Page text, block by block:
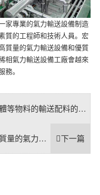
家專業的氣力輸送設備制造
質的工程師和技術人員。宏
質量的氣力輸送設備和優質
相氣力輸送設備工廠會越來
務。
的輸送配料的負壓輸送設備
下一篇
力輸送設備